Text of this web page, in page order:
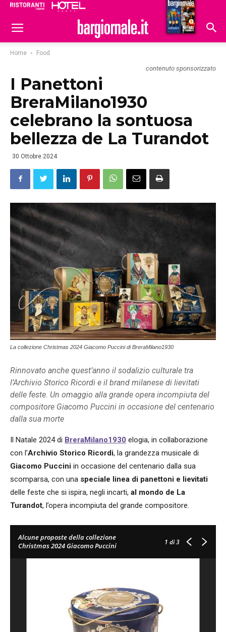
Hoteldomani
Home Food
contenuto sponsorizzato
I Panettoni
BreraMilano1930
celebrano la sontuosa
bellezza de La Turandot
30 Ottobre 2024
La collezione Christmas 2024 Giacomo Puccini di BreraMilano1930
Rinnovato anche quest’anno il sodalizio culturale tra
l’Archivio Storico Ricordi e il brand milanese di lievitati
delle feste. Un omaggio alla grande opera incompiuta del
compositore Giacomo Puccini in occasione del centenario
dalla sua morte
Il Natale 2024 di BreraMilano1930 elogia, in collaborazione
con l’Archivio Storico Ricordi, la grandezza musicale di
Giacomo Puccini in occasione del centenario dalla sua
scomparsa, con una speciale linea di panettoni e lievitati
delle feste che si ispira, negli incarti, al mondo de La
Turandot, l’opera incompiuta del grande compositore.
Alcune proposte della collezione
Christmas 2024 Giacomo Puccini
1 di 3